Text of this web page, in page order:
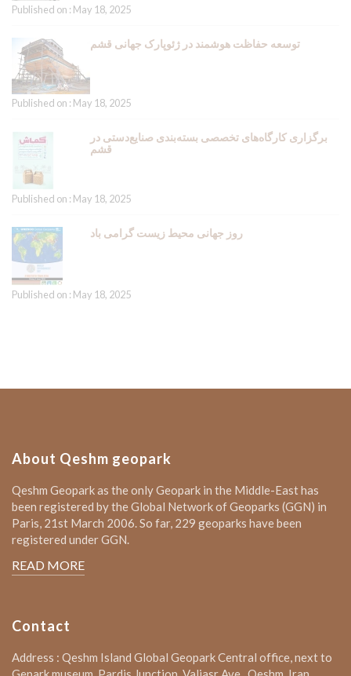
Published on : May 18, 2025
توسعه حفاظت هوشمند در ژئوپارک جهانی قشم
Published on : May 18, 2025
برگزاری کارگاه‌های تخصصی بسته‌بندی صنایع‌دستی در
قشم
Published on : May 18, 2025
روز جهانی محیط زیست گرامی باد
Published on : May 18, 2025
About Qeshm geopark
Qeshm Geopark as the only Geopark in the Middle-East has
been registered by the Global Network of Geoparks (GGN) in
Paris, 21st March 2006. So far, 229 geoparks have been
registered under GGN.
READ MORE
Contact
Address : Qeshm Island Global Geopark Central office, next to